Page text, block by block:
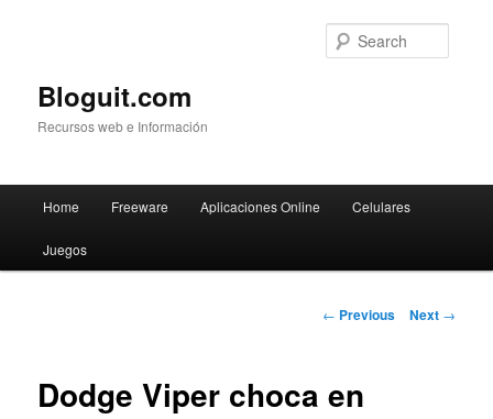
Bloguit.com
Recursos web e Información
Skip
to
Home Freeware Aplicaciones Online Celulares
Juegos
Post
← Previous Next →
Dodge Viper choca en